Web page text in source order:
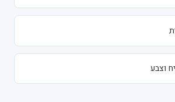
וצבע